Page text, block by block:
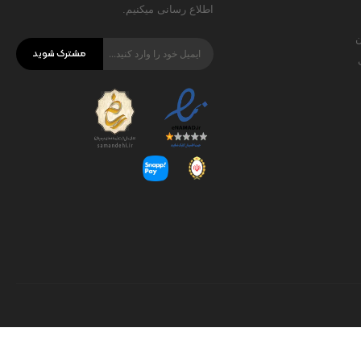
اطلاع رسانی میکنیم.
مشترک شوید